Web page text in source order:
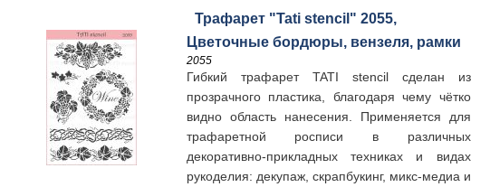
Трафарет "Tati stencil" 2055,
Цветочные бордюры, вензеля, рамки
2055
Гибкий трафарет TATI stencil сделан из
прозрачного пластика, благодаря чему чётко
видно область нанесения. Применяется для
трафаретной росписи в различных
декоративно-прикладных техниках и видах
рукоделия: декупаж, скрапбукинг, микс-медиа и